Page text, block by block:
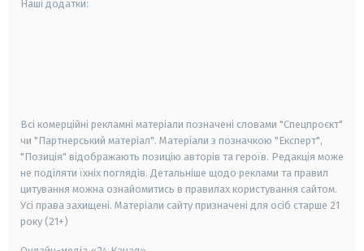
Наші додатки:
Всі комерційні рекламні матеріали позначені словами "Спецпроєкт"
чи "Партнерський матеріал". Матеріали з позначкою "Експерт",
"Позиція" відображають позицію авторів та героїв. Редакція може
не поділяти їхніх поглядів. Детальніше щодо реклами та правил
цитування можна ознайомитись в правилах користування сайтом.
Усі права захищені. Матеріали сайту призначені для осіб старше 21
року (21+)